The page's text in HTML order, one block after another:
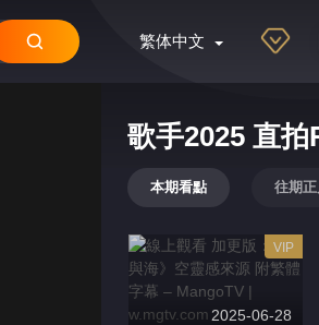
繁体中文
歌手2025 直
本期看點 往期
2025-06-28
VIP